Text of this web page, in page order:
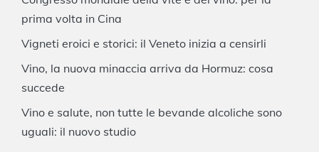
prima volta in Cina
Vigneti eroici e storici: il Veneto inizia a censirli
Vino, la nuova minaccia arriva da Hormuz: cosa
succede
Vino e salute, non tutte le bevande alcoliche sono
uguali: il nuovo studio